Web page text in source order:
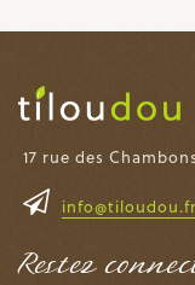
17 rue des
info@tiloudou.fr
Restez